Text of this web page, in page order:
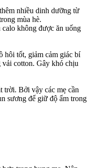
nhiều dinh dưỡng từ
mùa hè.
không được ăn uống
hôi tốt, giảm cảm giác bí
vải cotton. Gây khó chịu
trời. Bởi vậy các mẹ cần
sương để giữ độ ẩm trong